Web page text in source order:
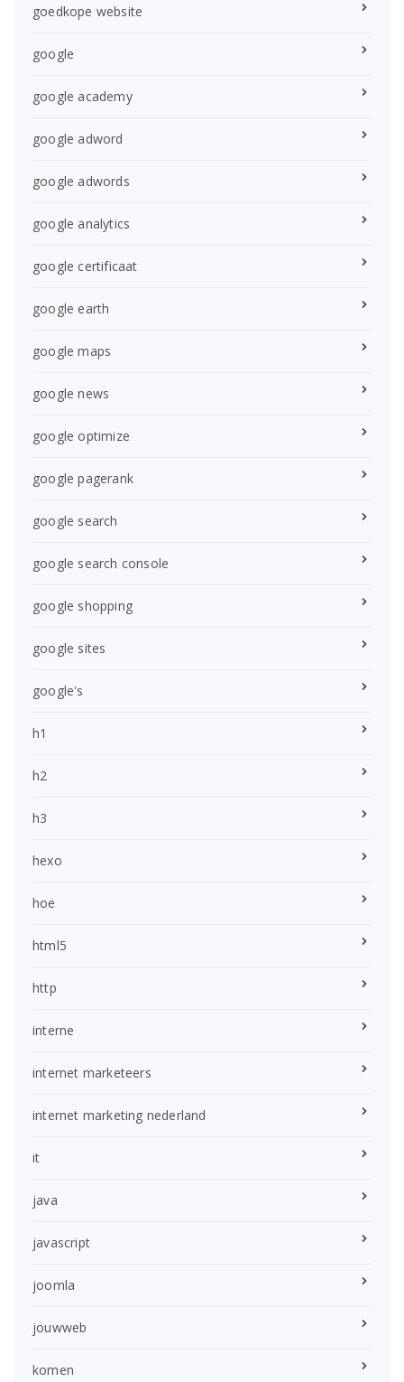
goedkope website
google
google academy
google adword
google adwords
google analytics
google certificaat
google earth
google maps
google news
google optimize
google pagerank
google search
google search console
google shopping
google sites
google's
h1
h2
h3
hexo
hoe
html5
http
interne
internet marketeers
internet marketing nederland
it
java
javascript
joomla
jouwweb
komen